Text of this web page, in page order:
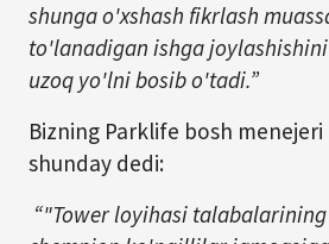
shunga o'xshash fikrlash
to'lanadigan ishga
uzoq yo'lni bosib o'tadi.”
Bizning Parklife bosh
shunday dedi:
“"Tower loyihasi